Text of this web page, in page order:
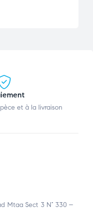
et à la livraison
Mtaa Sect 3 N° 330 –